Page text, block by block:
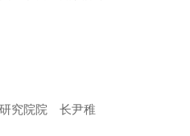
究院院 长尹稚